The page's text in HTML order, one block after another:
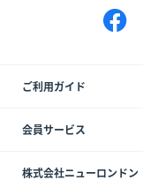
ご利用ガイド
会員サービス
株式会社ニューロンドン